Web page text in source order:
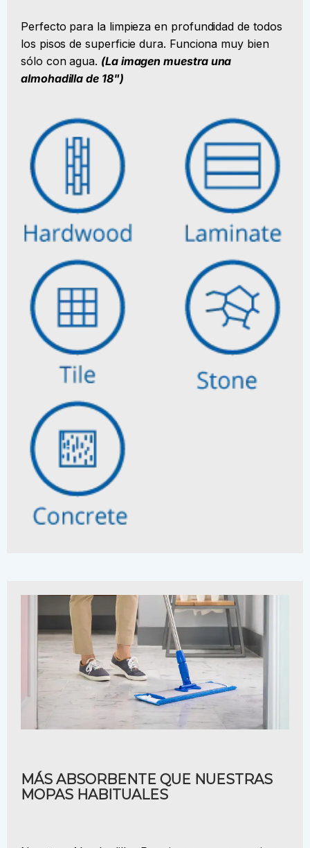
Perfecto para la limpieza en profundidad de todos
los pisos de superficie dura. Funciona muy bien
sólo con agua. (La imagen muestra una
almohadilla de 18")
MÁS ABSORBENTE QUE NUESTRAS
MOPAS HABITUALES